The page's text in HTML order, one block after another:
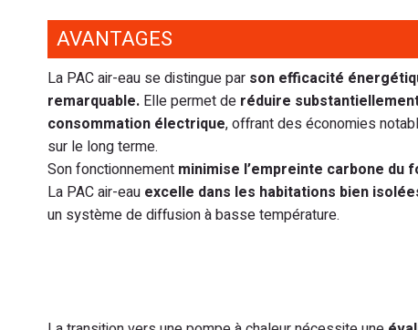
AVANTAGES
La PAC air-eau se distingue par son efficacité
remarquable. Elle permet de réduire
consommation électrique, offrant des économies
sur le long terme.
Son fonctionnement minimise l’empreinte carbone du
La PAC air-eau excelle dans les habitations bien
un système de diffusion à basse température.